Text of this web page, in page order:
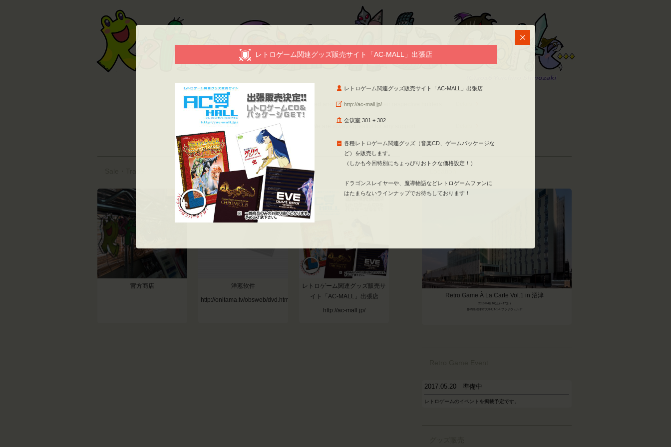
Copyright・Trademark
The contents of this website are copyrighted and trademarked by their respective holders.
A Request for Your Support
「A Request for Your Support（PDF）」
官方商店
洋葱软件
http://onitama.tv/obsweb/dvd.html
レトロゲーム関連グッズ販売サ
イト「AC-MALL」出張店
http://ac-mall.jp/
Retro Game À La Carte Vol.1 in 沼津
2016年4月16(土)〜17(日)
静岡県沼津市大手町1-1-4 プラサヴェルデ
2017.05.20 準備中
レトロゲームのイベントを掲載予定です。
レトロゲーム関連グッズ販売サイト「AC-MALL」出張店
レトロゲーム関連グッズ販売サイト「AC-MALL」出張店
http://ac-mall.jp/
会议室 301 + 302
各種レトロゲーム関連グッズ（音楽CD、ゲームパッケージな
ど）を販売します。
（しかも今回特別にちょっぴりおトクな価格設定！）
ドラゴンスレイヤーや、魔導物語などレトロゲームファンに
はたまらないラインナップでお待ちしております！